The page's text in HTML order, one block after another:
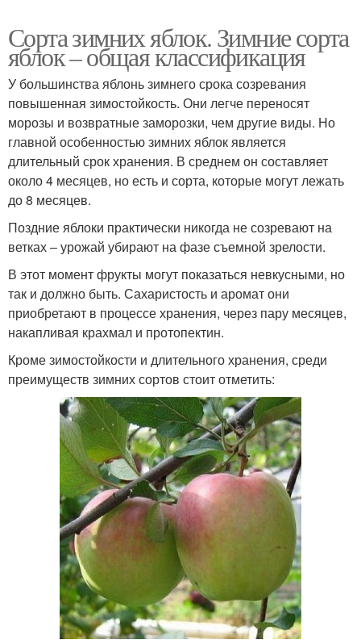
Сорта зимних яблок. Зимние сорта
яблок – общая классификация
У большинства яблонь зимнего срока созревания
повышенная зимостойкость. Они легче переносят
морозы и возвратные заморозки, чем другие виды. Но
главной особенностью зимних яблок является
длительный срок хранения. В среднем он составляет
около 4 месяцев, но есть и сорта, которые могут лежать
до 8 месяцев.
Поздние яблоки практически никогда не созревают на
ветках – урожай убирают на фазе съемной зрелости.
В этот момент фрукты могут показаться невкусными, но
так и должно быть. Сахаристость и аромат они
приобретают в процессе хранения, через пару месяцев,
накапливая крахмал и протопектин.
Кроме зимостойкости и длительного хранения, среди
преимуществ зимних сортов стоит отметить: